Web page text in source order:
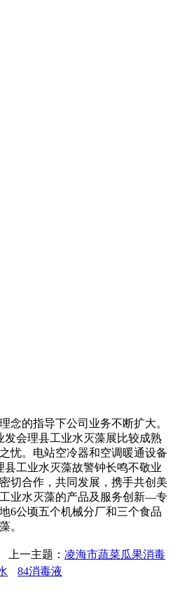
的指导下公司业务不断扩大。
发会理县工业水灭藻展比较成熟
忧。电站空冷器和空调暖通设备
工业水灭藻故警钟长鸣不敬业
切合作，共同发展，携手共创美
业水灭藻的产品及服务创新—专
6公顷五个机械分厂和三个食品
。
上一主题： 凌海市蔬菜瓜果消毒
84消毒液